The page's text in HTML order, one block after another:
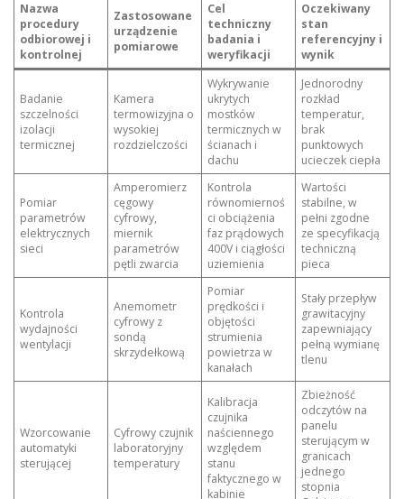
Nazwa
procedury
odbiorowej i
kontrolnej
Zastosowane
urządzenie
pomiarowe
Cel
techniczny
badania i
weryfikacji
Oczekiwany
stan
referencyjny i
wynik
Badanie
szczelności
izolacji
termicznej
Kamera
termowizyjna o
wysokiej
rozdzielczości
Wykrywanie
ukrytych
mostków
termicznych w
ścianach i
dachu
Jednorodny
rozkład
temperatur,
brak
punktowych
ucieczek ciepła
Pomiar
parametrów
elektrycznych
sieci
Amperomierz
cęgowy
cyfrowy,
miernik
parametrów
pętli zwarcia
Kontrola
równomiernoś
ci obciążenia
faz prądowych
400V i ciągłości
uziemienia
Wartości
stabilne, w
pełni zgodne
ze specyfikacją
techniczną
pieca
Kontrola
wydajności
wentylacji
Anemometr
cyfrowy z
sondą
skrzydełkową
Pomiar
prędkości i
objętości
strumienia
powietrza w
kanałach
Stały przepływ
grawitacyjny
zapewniający
pełną wymianę
tlenu
Wzorcowanie
automatyki
sterującej
Cyfrowy czujnik
laboratoryjny
temperatury
Kalibracja
czujnika
naściennego
względem
stanu
faktycznego w
kabinie
Zbieżność
odczytów na
panelu
sterującym w
granicach
jednego
stopnia